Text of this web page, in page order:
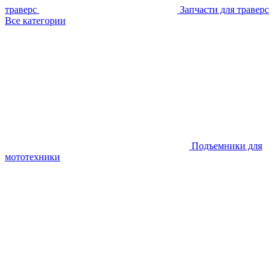
траверс
Запчасти для траверс
Все категории
Подъемники для
мототехники